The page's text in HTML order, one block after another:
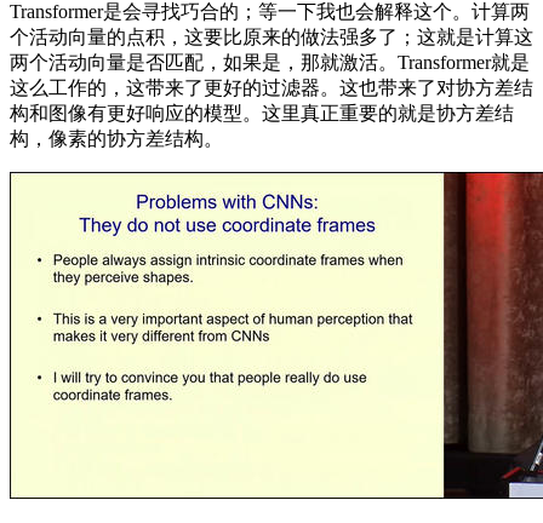
Transformer是会寻找巧合的；等一下我也会解释这个。计算两
个活动向量的点积，这要比原来的做法强多了；这就是计算这
两个活动向量是否匹配，如果是，那就激活。Transformer就是
这么工作的，这带来了更好的过滤器。这也带来了对协方差结
构和图像有更好响应的模型。这里真正重要的就是协方差结
构，像素的协方差结构。